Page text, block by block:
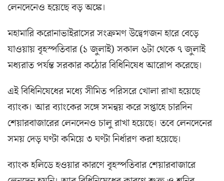
লেনদেনেও হয়েছে বড় অঙ্কে।
মহামারি করোনাভাইরাসের সংক্রমণ উদ্বেগজন হারে বেড়ে
যাওয়ায় বৃহস্পতিবার (১ জুলাই) সকাল ৬টা থেকে ৭ জুলাই
মধ্যরাত পর্যন্ত সরকার কঠোর বিধিনিষেধ আরোপ করেছে।
এই বিধিনিষেধের মধ্যে সীমিত পরিসরে খোলা রাখা হয়েছে
ব্যাংক। আর ব্যাংকের সঙ্গে সমন্বয় করে সপ্তাহে চারদিন
শেয়ারবাজারের লেনদেনও চালু রাখা হয়েছে। তবে লেনদেনের
সময় দেড় ঘণ্টা কমিয়ে ৩ ঘণ্টা নির্ধারণ করা হয়েছে।
ব্যাংক হলিডে হওয়ার কারণে বৃহস্পতিবার শেয়ারবাজারে